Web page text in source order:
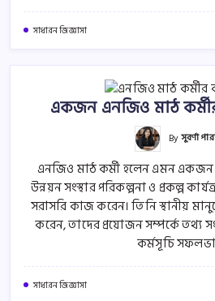
সাধারন জিজ্ঞাসা
একজন এনজিও মাঠ
Byসুবর্ণা
এনজিও মাঠ কর্মী হলেন এমন একজন
উন্নয়ন সংস্থার পরিকল্পনা ও প্রকল্প
সরাসরি কাজ করেন। তিনি স্থানীয়
করেন, তাদের প্রয়োজন সম্পর্কে তথ্য
কর্মসূচি
সাধারন জিজ্ঞাসা